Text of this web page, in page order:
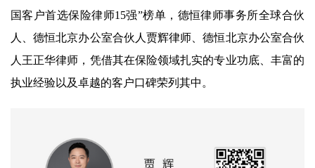
国客户首选保险律师15强”榜单，德恒律师事务所全球合伙
人、德恒北京办公室合伙人贾辉律师、德恒北京办公室合伙
人王正华律师，凭借其在保险领域扎实的专业功底、丰富的
执业经验以及卓越的客户口碑荣列其中。